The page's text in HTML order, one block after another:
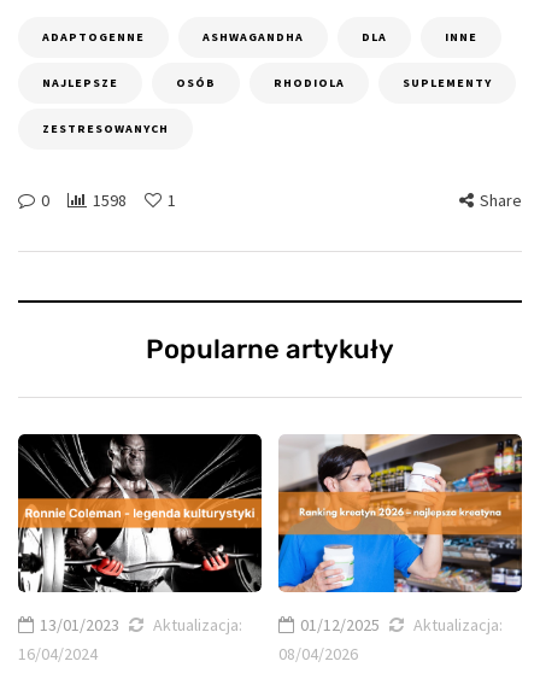
ADAPTOGENNE ASHWAGANDHA DLA INNE
NAJLEPSZE OSÓB RHODIOLA SUPLEMENTY
ZESTRESOWANYCH
0 1598 1 Share
Popularne artykuły
13/01/2023
Aktualizacja:
16/04/2024
01/12/2025
Aktualizacja:
08/04/2026